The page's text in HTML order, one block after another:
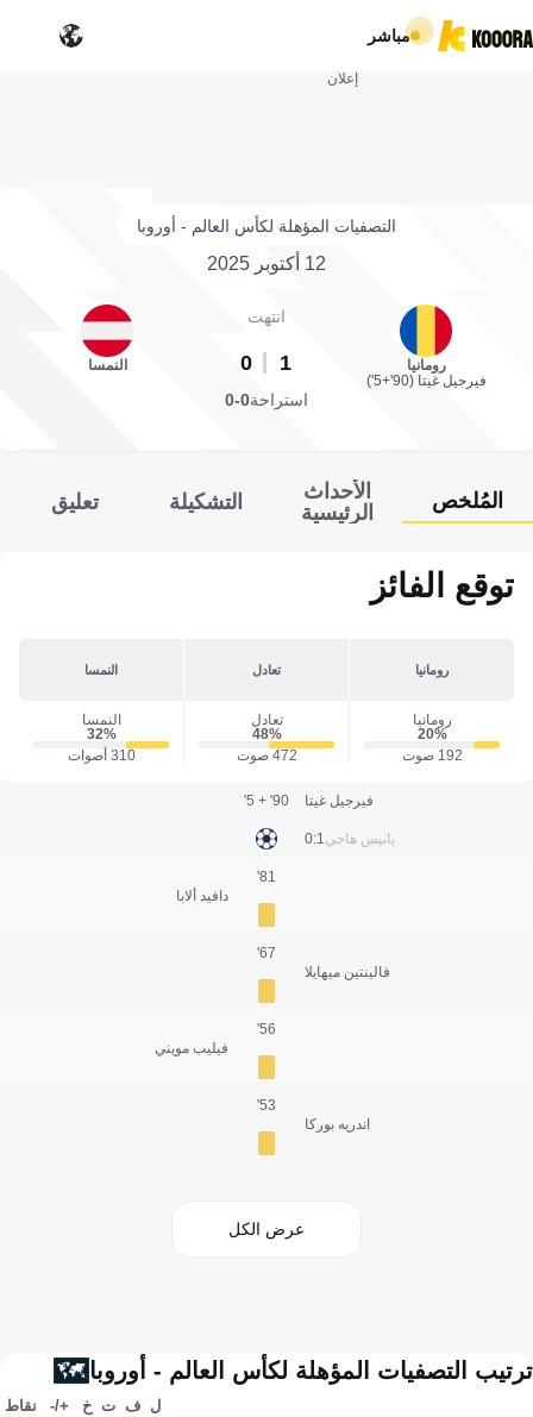
مباشر
إعلان
التصفيات المؤهلة لكأس العالم - أوروبا
12 أكتوبر 2025
رومانيا
فيرجيل غيتا (90'+5')
انتهت
1
0 النمسا
استراحة0-0
المُلخص
الأحداث
الرئيسية
التشكيلة تعليق
توقع الفائز
رومانيا تعادل النمسا
رومانيا
20‎%‎
192 صوت
تعادل
48‎%‎
472 صوت
النمسا
32‎%‎
310 أصوات
فيرجيل غيتا
يانيس هاجي1:0
90' + 5'
دافيد ألابا
81'
فالينتين ميهايلا
67'
فيليب مويني
56'
اندريه بوركا
53'
عرض الكل
ترتيب التصفيات المؤهلة لكأس العالم - أوروبا
ل ف ت خ +/- نقاط